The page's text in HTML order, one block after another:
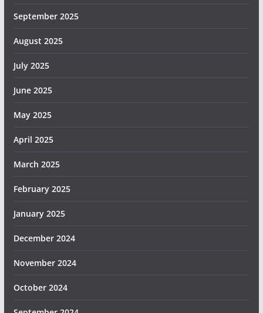
September 2025
August 2025
July 2025
June 2025
May 2025
April 2025
March 2025
February 2025
January 2025
December 2024
November 2024
October 2024